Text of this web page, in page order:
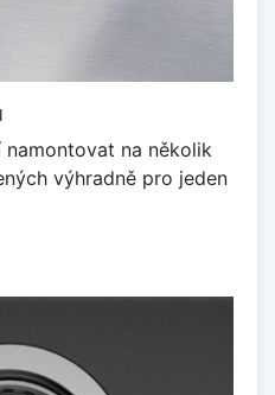
namontovat na několik
výhradně pro jeden